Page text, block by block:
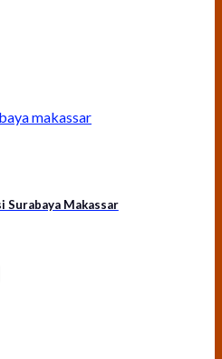
Surabaya Makassar